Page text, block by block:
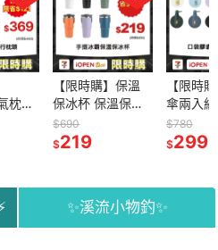
枕頭
化
【限時購】保溫
保冰杯 保溫保冰
杯 保溫杯 冰壩杯
隨行杯 手提環保
真空
$690
$219
【限時
傘兩入
囊雨傘
傘 晴雨
$780
$299
✨溪流小物釣✨